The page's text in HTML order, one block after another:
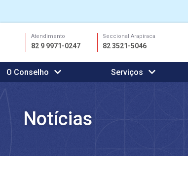
conteúdo
Atendimento
82 9 9971-0247
Seccional Arapiraca
82 3521-5046
O Conselho Serviços
Notícias